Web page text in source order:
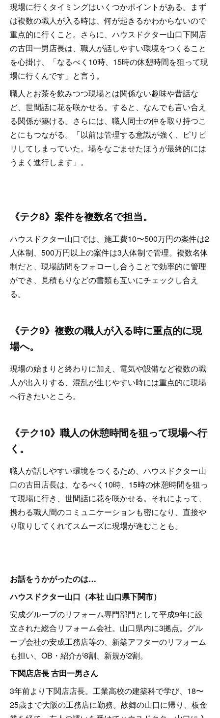
現場に行くタイミングはいくつかポイントがある。まず
は複数の職人が入る時は、何が起きるかわからないので
重点的に行くこと。さらに、ハウスドクター山口下関店
の古田一男店長は、職人が話しやすい環境をつくること
を心掛け、「なるべく10時、15時の休憩時間を狙って現
場に行くんです」と言う。
職人とお茶を飲みつつ現場とは関係ない趣味や昔話な
ど、世間話に花を咲かせる。すると、なんでも言い合え
る関係が築ける。さらには、職人同士の仲を取り持つこ
とにもつながる。「以前は管理する意識が強く、ピリピ
リしてしまっていた。場をなごませたほうが最終的には
うまく進行します」。
《テク8》案件を複数名で担当。
ハウスドクター山口では、施工費10〜500万円の案件は2
人体制、500万円以上の案件は3人体制で管理。複数名体
制だと、現場訪問をフォローし合うことで効率的に管理
ができ、見積もりなどの書類も互いにチェックし合え
る。
《テク9》複数の職人が入る時に重点的に現
場へ。
現場の始まりと終わりに加え、電気や設備など複数の職
人が出入りする、混乱が生じやすい時には重点的に現場
へ行きたいところ。
《テク10》職人の休憩時間を狙って現場へ行
く。
職人が話しやすい環境をつくるため、ハウスドクター山
口の古田店長は、なるべく10時、15時の休憩時間を狙っ
て現場に行き、世間話に花を咲かせる。それによって、
携わる職人間のコミュニケーションも密になり、直接や
り取りしてくれてスムーズに現場が進むことも。
お話をうかがったのは…
ハウスドクター山口（本社 山口県下関市）
安成グループのリフォーム専門部門として平成9年に設
立された総合リフォーム会社。山口県内に3拠点。グル
ープ会社の安成工務店等の、新築アフターのリフォーム
も担い、OB・紹介が8割、新規が2割。
下関店店長 古田一男さん
3年前より下関店店長。工業高校の建築科で学び、18〜
25歳まで大阪の工務店に勤務。故郷の山口に帰り、板金